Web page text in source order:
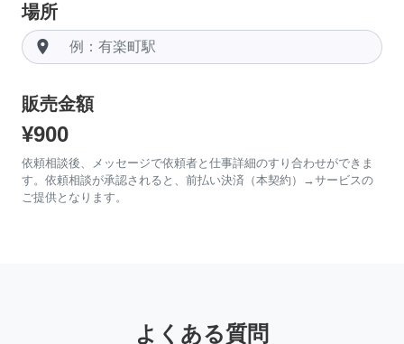
場所
room
販売金額
¥900
依頼相談後、メッセージで依頼者と仕事詳細のすり合わせができま
す。依頼相談が承認されると、前払い決済（本契約）→サービスの
ご提供となります。
よくある質問